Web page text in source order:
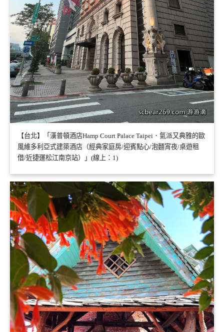
【台北】「漢普頓酒店Hamp Court Palace Taipei．氣派又典雅的歐
風維多利亞式建築酒店（經典家庭房/迎賓點心/泡麵宵夜/桌遊租
借/近捷運松江南京站）」(線上：1)